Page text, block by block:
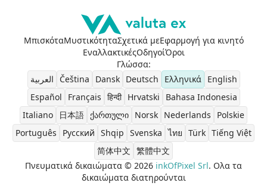
ΜπισκόταΜυστικότηταΣχετικά μεΕφαρμογή για κινητό
ΕναλλακτικέςΟδηγοίΌροι
Γλώσσα:
العربية
Čeština Dansk Deutsch Ελληνικά
English
Español
Français हिन्दी Hrvatski
Bahasa Indonesia
Italiano
日本語 ქართული Norsk Nederlands
Polskie
Português
Pусский Shqip Svenska ไทย Türk Tiếng Việt
简体中文 繁體中文
Πνευματικά δικαιώματα © 2026 inkOfPixel Srl. Ολα τα
δικαιώματα διατηρούνται